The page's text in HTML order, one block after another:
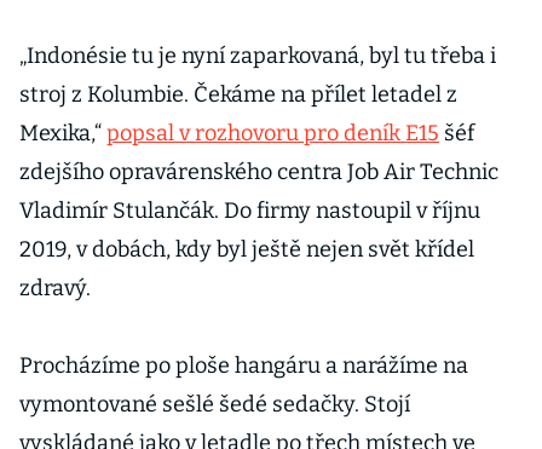
„Indonésie tu je nyní zaparkovaná, byl tu třeba i
stroj z Kolumbie. Čekáme na přílet letadel z
Mexika,“popsal v rozhovoru pro deník E15 šéf
zdejšího opravárenského centra Job Air Technic
Vladimír Stulančák. Do firmy nastoupil v říjnu
2019, v dobách, kdy byl ještě nejen svět křídel
zdravý.
Procházíme po ploše hangáru a narážíme na
vymontované sešlé šedé sedačky. Stojí
vyskládané jako v letadle po třech místech ve